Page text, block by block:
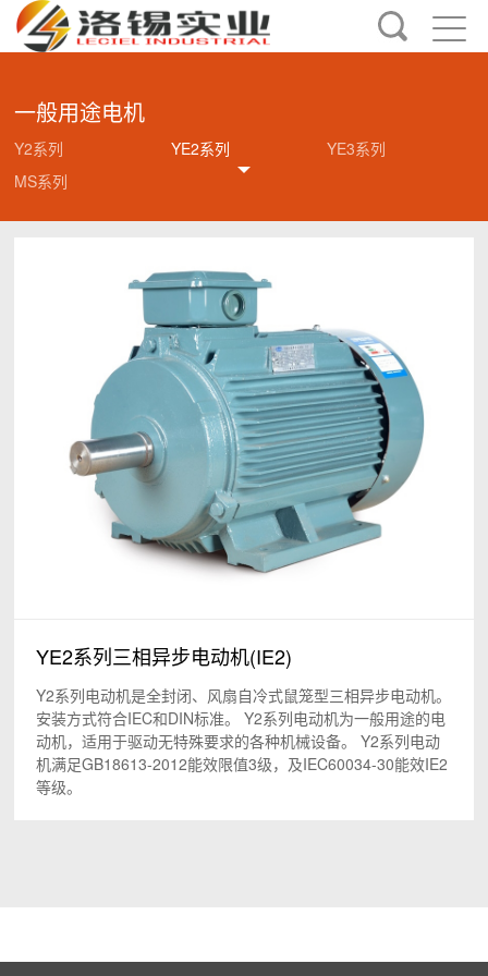
一般用途电机
Y2系列 YE2系列
YE3系列
MS系列
YE2系列三相异步电动机(IE2)
Y2系列电动机是全封闭、风扇自冷式鼠笼型三相异步电动机。
安装方式符合IEC和DIN标准。 Y2系列电动机为一般用途的电
动机，适用于驱动无特殊要求的各种机械设备。 Y2系列电动
机满足GB18613-2012能效限值3级，及IEC60034-30能效IE2
等级。